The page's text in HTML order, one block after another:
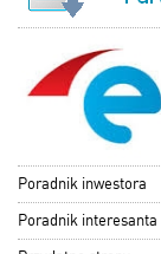
Poradnik inwestora
Poradnik interesanta